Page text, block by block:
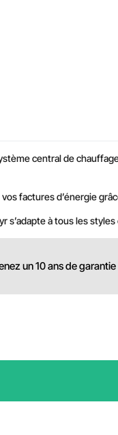
central de
factures d’énergie
s’adapte à tous les
un 10 ans de